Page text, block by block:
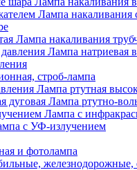
Лампа накаливания
Лампа накаливания
Лампа натриевая
строб-лампа
Лампа ртутная
Лампа ртутно-
Лампа с
с УФ-излучением
и фотолампа
железнодорожные,